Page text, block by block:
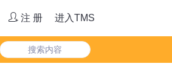
注 册 进入TMS